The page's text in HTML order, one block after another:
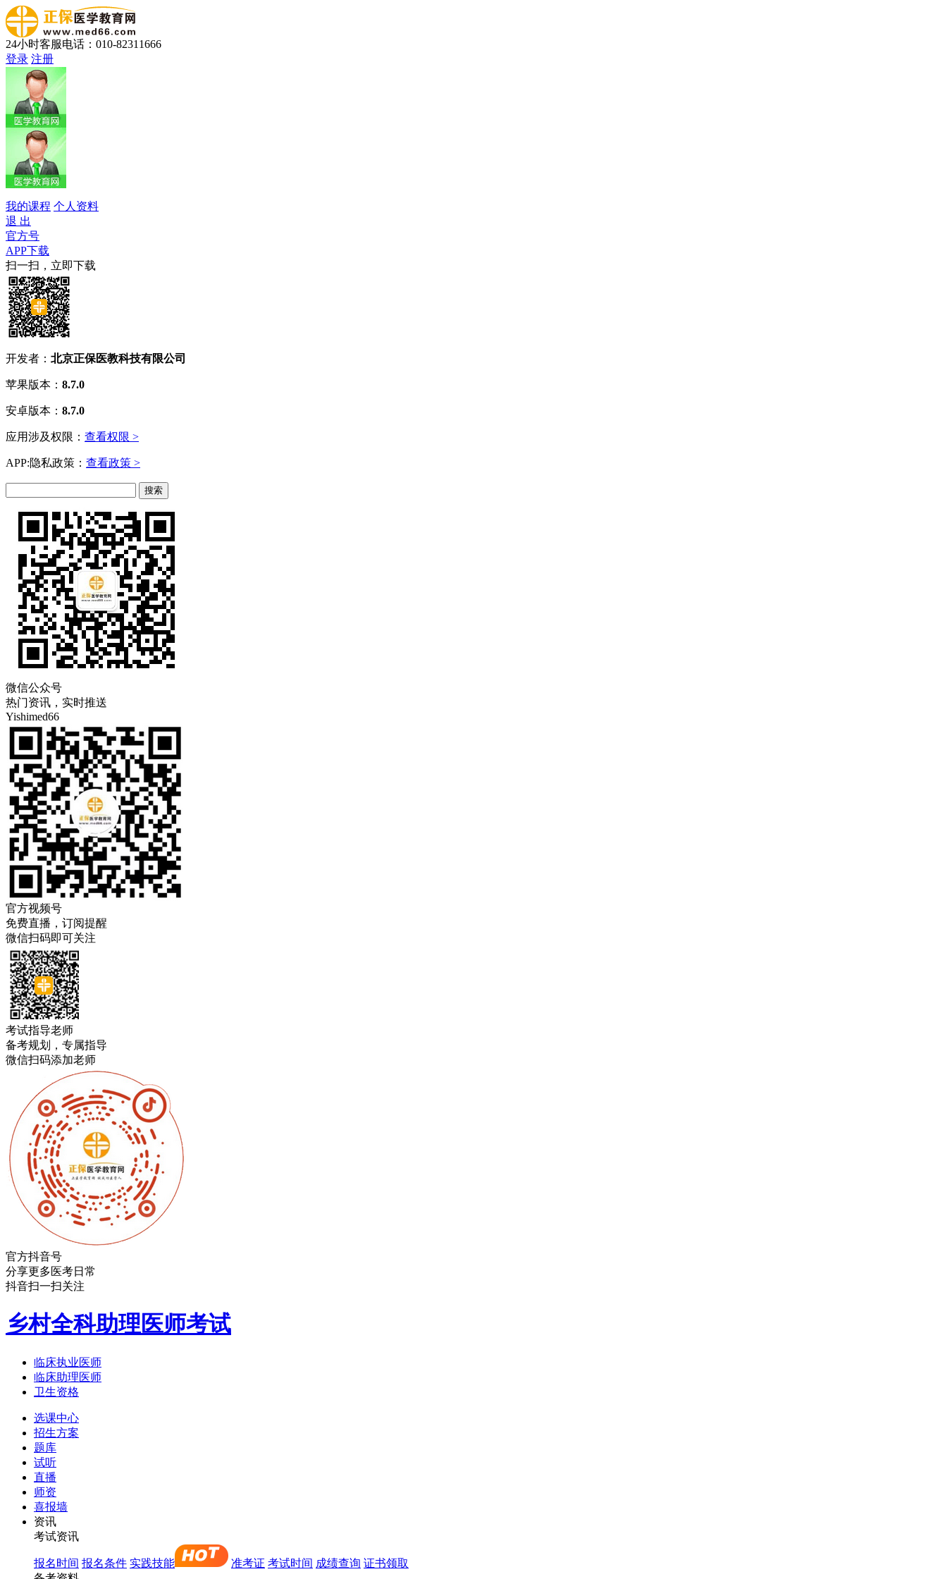
24小时客服电话：010-82311666
登录 注册
我的课程 个人资料
退 出
官方号
APP下载
扫一扫，立即下载
开发者： 北京正保医教科技有限公司
苹果版本： 8.7.0
安卓版本： 8.7.0
应用涉及权限： 查看权限 >
APP:隐私政策： 查看政策 >
微信公众号
热门资讯，实时推送
Yishimed66
官方视频号
免费直播，订阅提醒
微信扫码即可关注
考试指导老师
备考规划，专属指导
微信扫码添加老师
官方抖音号
分享更多医考日常
抖音扫一扫关注
乡村全科助理医师考试
临床执业医师
临床助理医师
卫生资格
选课中心
招生方案
题库
试听
直播
师资
喜报墙
资讯
考试资讯
报名时间 报名条件 实践技能 准考证 考试时间 成绩查询 证书领取